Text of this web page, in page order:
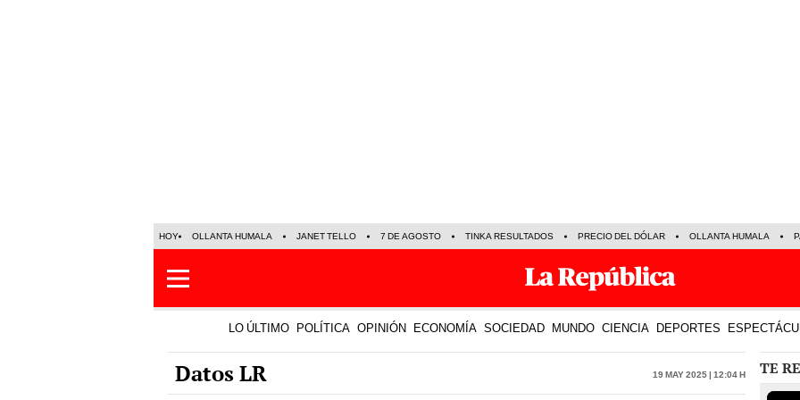
HOY OLLANTA HUMALA JANET TELLO 7 DE AGOSTO TINKA RESULTADOS PRECIO DEL DÓLAR OLLANTA HUMALA
LO ÚLTIMO POLÍTICA OPINIÓN ECONOMÍA SOCIEDAD MUNDO CIENCIA DEPORTES
Datos LR 19 May 2025 | 12:04 h TE